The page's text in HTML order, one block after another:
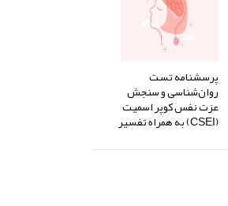
پرسشنامه تست
روان‌شناسی و سنجش
عزت نفس کوپر اسمیت
(CSEI) به همراه تفسیر